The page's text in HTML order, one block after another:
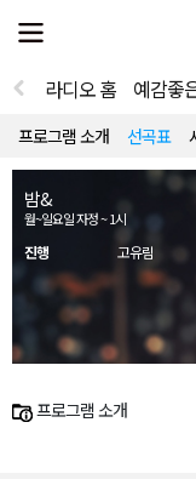
전
체
뉴
열
라디오 홈 예감좋
프로그램 소개 선곡표
밤&
월~일요일 자정 ~ 1시
진행 고유림
프로그램 소개